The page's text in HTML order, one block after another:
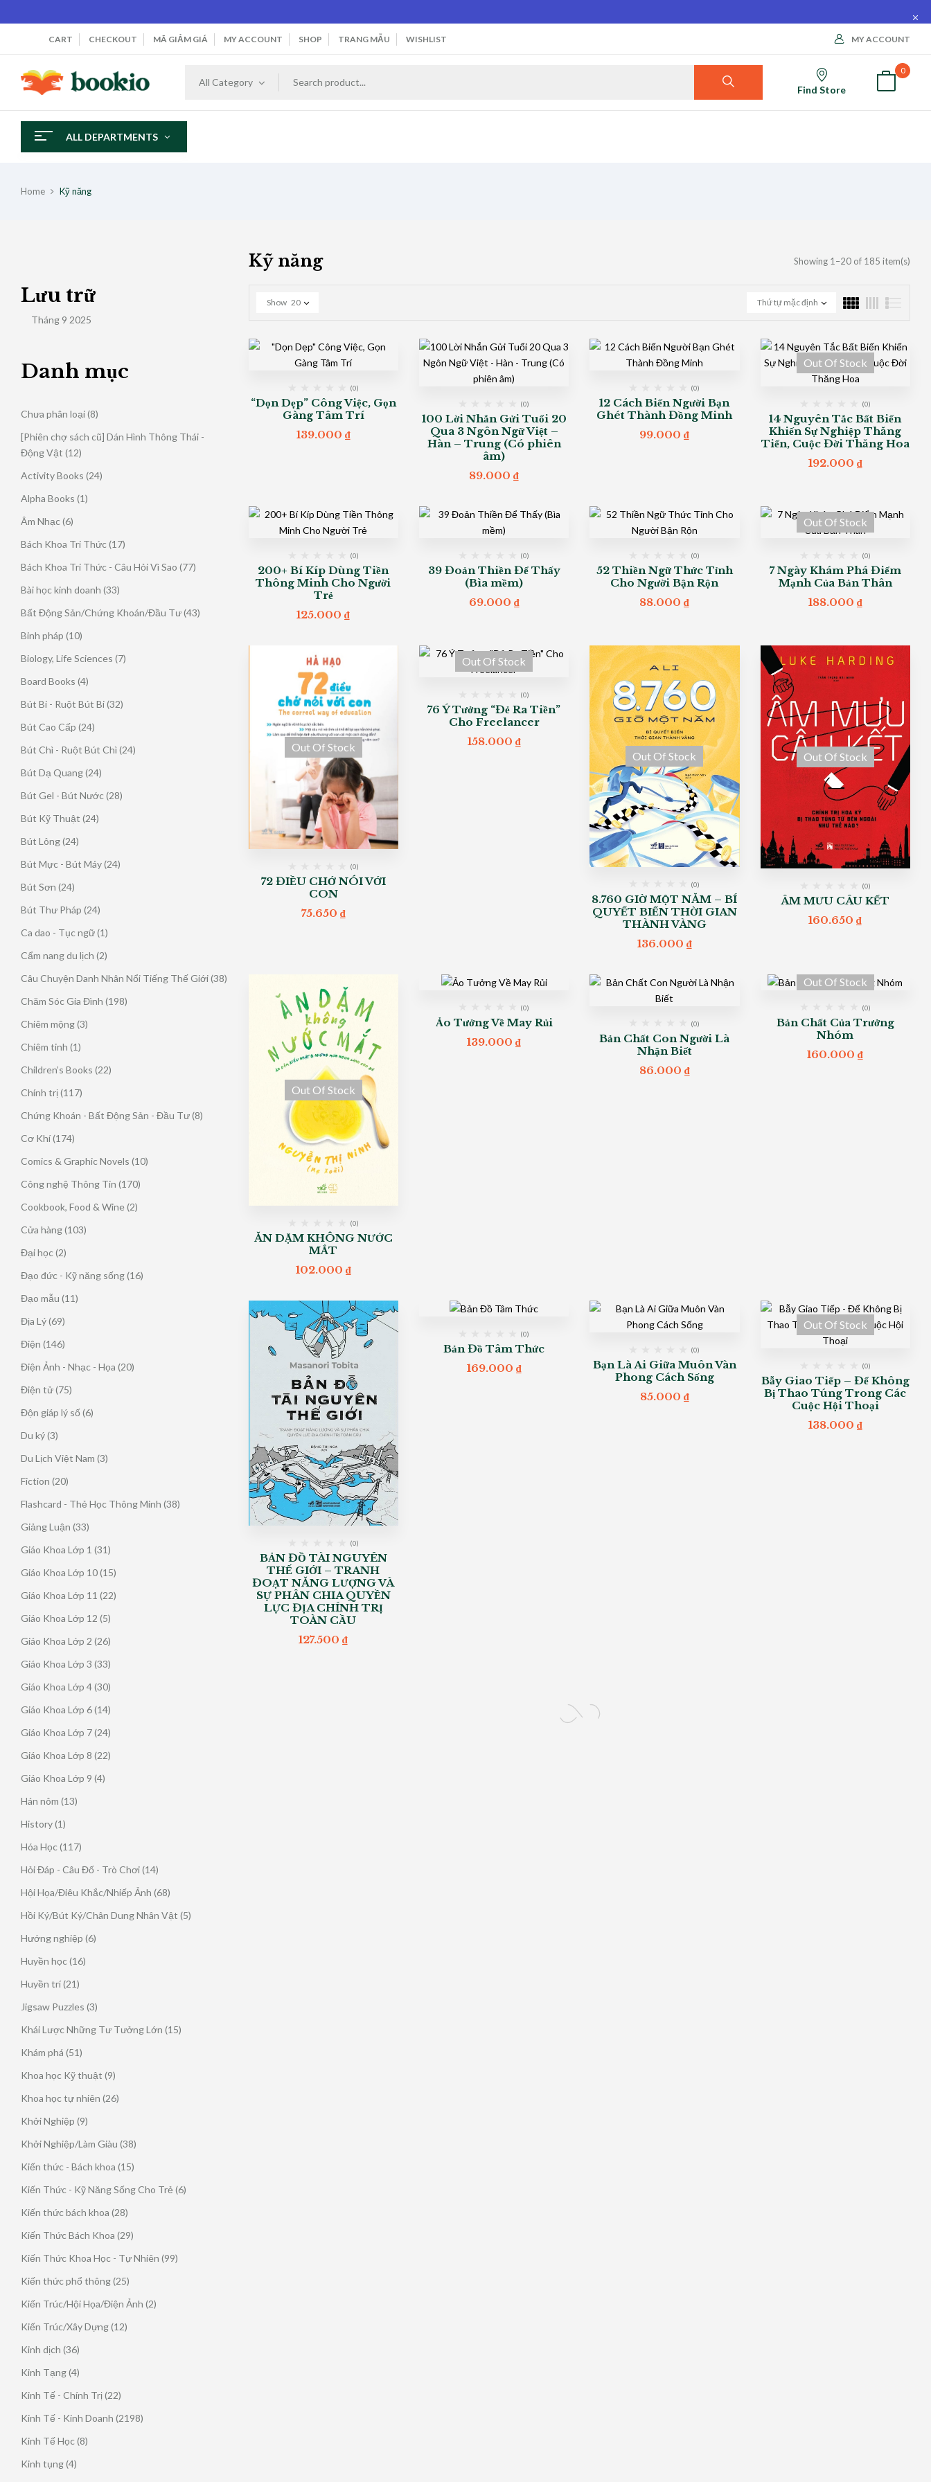
CART CHECKOUT MÃ GIẢM GIÁ MY ACCOUNT SHOP TRANG MẪU WISHLIST MY ACCOUNT
All Category
Find Store
0
ALL DEPARTMENTS
Home Kỹ năng
Lưu trữ
Tháng 9 2025
Danh mục
Chưa phân loại 88
phẩm
[Phiên chợ sách cũ] Dán Hình Thông Thái -
Động Vật 1212
phẩm
Activity Books 2424
Alpha Books 11
Âm Nhạc 66
Bách Khoa Tri Thức 1717
Bách Khoa Tri Thức - Câu Hỏi Vì Sao 7777
Bài học kinh doanh 3333
Bất Động Sản/Chứng Khoán/Đầu Tư 4343
Binh pháp 1010
Biology, Life Sciences 77
Board Books 44
phẩm
Bút Bi - Ruột Bút Bi 3232
Bút Cao Cấp 2424
Bút Chì - Ruột Bút Chì 2424
Bút Dạ Quang 2424
phẩm
Bút Gel - Bút Nước 2828
Bút Kỹ Thuật 2424
Bút Lông 2424
phẩm
Bút Mực - Bút Máy 2424
Bút Sơn 2424
phẩm
Bút Thư Pháp 2424
phẩm
Ca dao - Tục ngữ 11
phẩm
Cẩm nang du lịch 22
Câu Chuyện Danh Nhân Nổi Tiếng Thế Giới 3838
Chăm Sóc Gia Đình 198198
Chiêm mộng 33
Chiêm tinh 11
phẩm
Children’s Books 2222
Chính trị 117117
Chứng Khoán - Bất Động Sản - Đầu Tư 88
Cơ Khí 174174
phẩm
Comics & Graphic Novels 1010
Công nghệ Thông Tin 170170
Cookbook, Food & Wine 22
Cửa hàng 103103
Đại học 22
phẩm
Đạo đức - Kỹ năng sống 1616
Đạo mẫu 1111
Địa Lý 6969
phẩm
Điện 146146
phẩm
Điện Ảnh - Nhạc - Họa 2020
Điện tử 7575
phẩm
Độn giáp lý số 66
Du ký 33
phẩm
Du Lịch Việt Nam 33
Fiction 2020
Flashcard - Thẻ Học Thông Minh 3838
Giảng Luận 3333
phẩm
Giáo Khoa Lớp 1 3131
phẩm
Giáo Khoa Lớp 10 1515
phẩm
Giáo Khoa Lớp 11 2222
Giáo Khoa Lớp 12 55
phẩm
Giáo Khoa Lớp 2 2626
phẩm
Giáo Khoa Lớp 3 3333
phẩm
Giáo Khoa Lớp 4 3030
phẩm
Giáo Khoa Lớp 6 1414
phẩm
Giáo Khoa Lớp 7 2424
phẩm
Giáo Khoa Lớp 8 2222
Giáo Khoa Lớp 9 44
Hán nôm 1313
History 11
phẩm
Hóa Học 117117
Hỏi Đáp - Câu Đố - Trò Chơi 1414
phẩm
Hội Họa/Điêu Khắc/Nhiếp Ảnh 6868
phẩm
Hồi Ký/Bút Ký/Chân Dung Nhân Vật 55
Hướng nghiệp 66
Huyền học 1616
Huyền trí 2121
phẩm
Jigsaw Puzzles 33
phẩm
Khái Lược Những Tư Tưởng Lớn 1515
Khám phá 5151
phẩm
Khoa học Kỹ thuật 99
phẩm
Khoa học tự nhiên 2626
Khởi Nghiệp 99
Khởi Nghiệp/Làm Giàu 3838
Kiến thức - Bách khoa 1515
phẩm
Kiến Thức - Kỹ Năng Sống Cho Trẻ 66
Kiến thức bách khoa 2828
phẩm
Kiến Thức Bách Khoa 2929
Kiến Thức Khoa Học - Tự Nhiên 9999
Kiến thức phổ thông 2525
sản
phẩm
Kiến Trúc/Hội Họa/Điện Ảnh 22
Kiến Trúc/Xây Dựng 1212
Kinh dịch 3636
phẩm
Kinh Tạng 44
Kinh Tế - Chính Trị 2222
phẩm
Kinh Tế - Kinh Doanh 21982198
Kinh Tế Học 88
Kinh tụng 44
Kỹ năng Showing 1–20 of 185 item(s)
Thứ tự mặc định
Show 20
(0)
“Dọn Dẹp” Công Việc, Gọn
Gàng Tâm Trí
139.000 ₫
(0)
100 Lời Nhắn Gửi Tuổi 20
Qua 3 Ngôn Ngữ Việt –
Hàn – Trung (Có phiên
âm)
89.000₫
(0)
12 Cách Biến Người Bạn
Ghét Thành Đồng Minh
99.000₫
Out Of Stock
(0)
14 Nguyên Tắc Bất Biến
Khiến Sự Nghiệp Thăng
Tiến, Cuộc Đời Thăng Hoa
192.000 ₫
(0)
200+ Bí Kíp Dùng Tiền
Thông Minh Cho Người
Trẻ
125.000₫
(0)
39 Đoản Thiền Để Thấy
(Bìa mềm)
69.000 ₫
(0)
52 Thiền Ngữ Thức Tỉnh
Cho Người Bận Rộn
88.000₫
Out Of Stock
(0)
7 Ngày Khám Phá Điểm
Mạnh Của Bản Thân
188.000 ₫
Out Of Stock
(0)
72 ĐIỀU CHỚ NÓI VỚI
CON
75.650 ₫
Out Of Stock
(0)
76 Ý Tưởng “Đẻ Ra Tiền”
Cho Freelancer
158.000 ₫
Out Of Stock
(0)
8.760 GIỜ MỘT NĂM – BÍ
QUYẾT BIẾN THỜI GIAN
THÀNH VÀNG
136.000 ₫
Out Of Stock
(0)
ÂM MƯU CÂU KẾT
160.650₫
Out Of Stock
(0)
ĂN DẶM KHÔNG NƯỚC
MẮT
102.000 ₫
(0)
Ảo Tưởng Về May Rủi
139.000₫
(0)
Bản Chất Con Người Là
Nhận Biết
86.000 ₫
Out Of Stock
(0)
Bản Chất Của Trưởng
Nhóm
160.000₫
(0)
BẢN ĐỒ TÀI NGUYÊN
THẾ GIỚI – TRANH
ĐOẠT NĂNG LƯỢNG VÀ
SỰ PHÂN CHIA QUYỀN
LỰC ĐỊA CHÍNH TRỊ
TOÀN CẦU
127.500₫
(0)
Bản Đồ Tâm Thức
169.000 ₫
(0)
Bạn Là Ai Giữa Muôn Vàn
Phong Cách Sống
85.000 ₫
Out Of Stock
(0)
Bẫy Giao Tiếp – Để Không
Bị Thao Túng Trong Các
Cuộc Hội Thoại
138.000 ₫